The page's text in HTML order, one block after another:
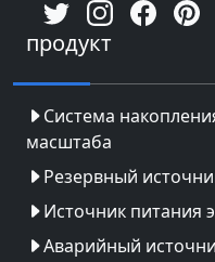
продукт
Система
масштаба
Резервный
Источник питания
Аварийный